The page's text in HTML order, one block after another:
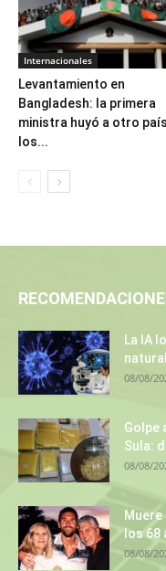
Internacionales
Levantamiento en
Bangladesh: la primera
ministra huyó a otro
los...
La IA
08/08/
Golpe
Sula:
08/08/
Muere
los 68
08/08/